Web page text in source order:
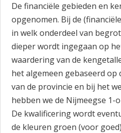
De financiële gebieden en
opgenomen. Bij de
in welk onderdeel van
dieper wordt ingegaan op
waardering van de
het algemeen gebaseerd
van de provincie en bij het
hebben we de Nijmeegse 1-
De kwalificering wordt
de kleuren groen (voor